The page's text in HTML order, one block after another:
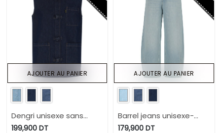
Dengri unisexe sans
manche KEHNA
199,900DT
AJOUTER AU PANIER
Barrel jeans unisexe-
BIBOO
179,900 DT
AJOUTER AU PANIER